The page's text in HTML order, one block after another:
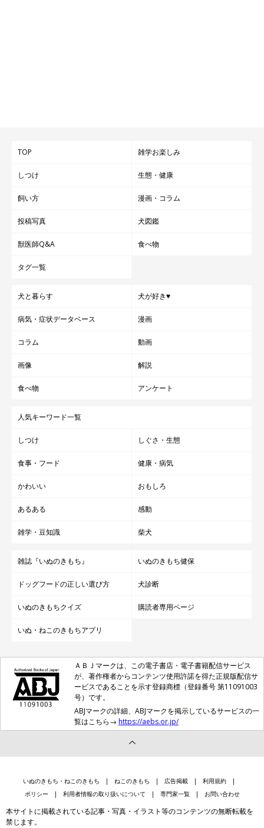
TOP 雑学お楽しみ
しつけ 生態・健康
飼い方 漫画・コラム
投稿写真 犬図鑑
獣医師Q&A 食べ物
タグ一覧
犬と暮らす 犬が好き♥
病気・症状データベース 漫画
コラム 動画
画像 解説
食べ物 アンケート
人気キーワード一覧
しつけ しぐさ・生態
食事・フード 健康・病気
かわいい おもしろ
あるある 感動
雑学・豆知識 柴犬
雑誌『いぬのきもち』 いぬのきもち健保
ドッグフードの正しい選び方 犬診断
いぬのきもちクイズ 購読者専用ページ
いぬ・ねこのきもちアプリ
ＡＢＪマークは、この電子書店・電子書籍配信サービス
が、著作権者からコンテンツ使用許諾を得た正規版配信サ
ービスであることを示す登録商標（登録番号 第11091003
号）です。
ABJマークの詳細、ABJマークを掲示しているサービスの一
覧はこちら→ https://aebs.or.jp/
いぬのきもち・ねこのきもち ねこのきもち 広告掲載
利用規約
ポリシー
利用者情報の取り扱いについて 専門家一覧 お問い合わせ
本サイトに掲載されている記事・写真・イラスト等のコンテンツの無断転載を
禁じます。